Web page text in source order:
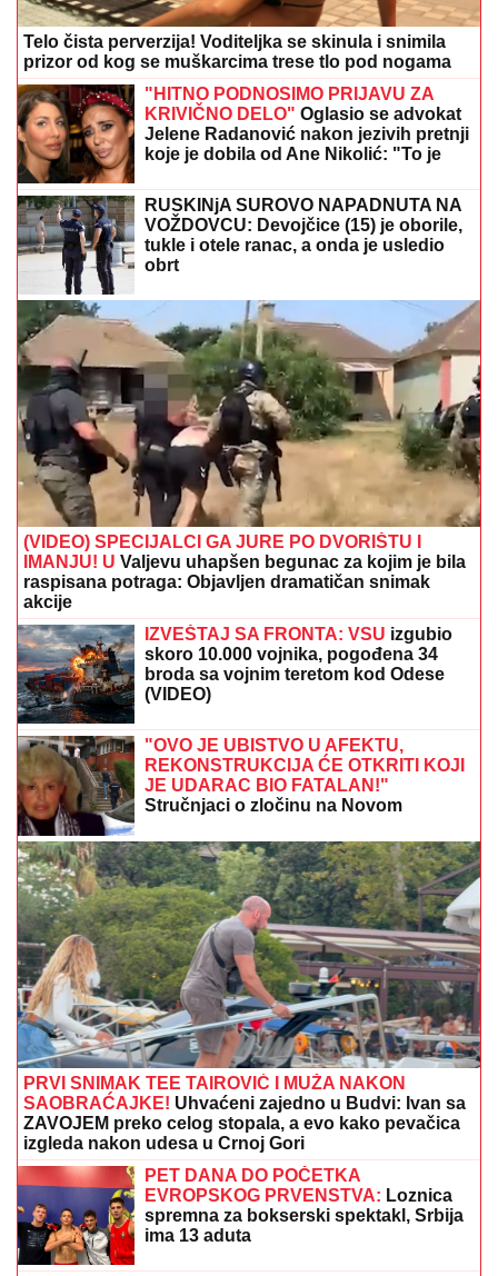
Telo čista perverzija! Voditeljka se skinula i snimila
prizor od kog se muškarcima trese tlo pod nogama
"HITNO PODNOSIMO PRIJAVU ZA
KRIVIČNO DELO" Oglasio se advokat
Jelene Radanović nakon jezivih pretnji
koje je dobila od Ane Nikolić: "To je
RUSKINjA SUROVO NAPADNUTA NA
VOŽDOVCU: Devojčice (15) je oborile,
tukle i otele ranac, a onda je usledio
obrt
(VIDEO) SPECIJALCI GA JURE PO DVORIŠTU I
IMANJU! U Valjevu uhapšen begunac za kojim je bila
raspisana potraga: Objavljen dramatičan snimak
akcije
IZVEŠTAJ SA FRONTA: VSU izgubio
skoro 10.000 vojnika, pogođena 34
broda sa vojnim teretom kod Odese
(VIDEO)
"OVO JE UBISTVO U AFEKTU,
REKONSTRUKCIJA ĆE OTKRITI KOJI
JE UDARAC BIO FATALAN!"
Stručnjaci o zločinu na Novom
sprečena?
PRVI SNIMAK TEE TAIROVIĆ I MUŽA NAKON
SAOBRAĆAJKE! Uhvaćeni zajedno u Budvi: Ivan sa
ZAVOJEM preko celog stopala, a evo kako pevačica
izgleda nakon udesa u Crnoj Gori
PET DANA DO POČETKA
EVROPSKOG PRVENSTVA: Loznica
spremna za bokserski spektakl, Srbija
ima 13 aduta